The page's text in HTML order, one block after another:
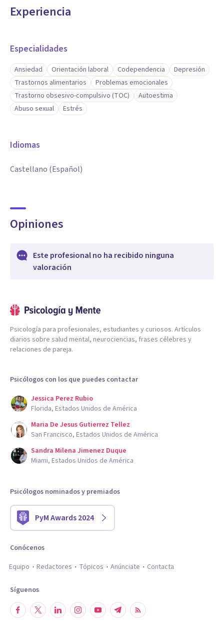
Experiencia
Especialidades
Ansiedad Orientación laboral Codependencia
Depresión
Trastornos alimentarios
Problemas emocionales
Trastorno obsesivo-compulsivo (TOC)
Autoestima
Abuso sexual
Estrés
Idiomas
Castellano (Español)
Opiniones
Este profesional no ha recibido ninguna
valoración
Psicología para profesionales, estudiantes y curiosos. Artículos
diarios sobre salud mental, neurociencias, frases célebres y
relaciones de pareja.
Psicólogos con los que puedes contactar
Jessica Perez Rubio
Florida, Estados Unidos de América
Maria De Jesus Gutierrez Tellez
San Francisco, Estados Unidos de América
Sandra Milena Jimenez Duque
Miami, Estados Unidos de América
Psicólogos nominados y premiados
PyM Awards 2024
Conócenos
Equipo
Redactores Tópicos Anúnciate Contacta
Síguenos